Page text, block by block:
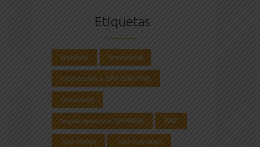
Etiquetas
Bluefield Brownfield
Conversión a SAP S/4HANA
Greenfield
Implementación S/4HANA SAP
SAP HANA SAP S/4HANA